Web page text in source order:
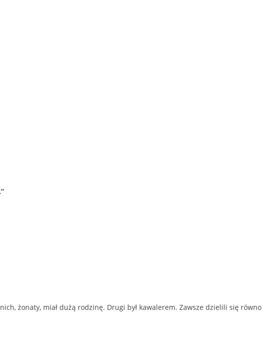
żonaty, miał dużą rodzinę. Drugi był kawalerem. Zawsze dzielili się równo